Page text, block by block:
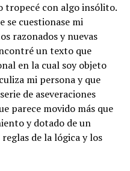
tropecé con algo insólito.
se cuestionase mi
razonados y nuevas
un texto que
en la cual soy objeto
mi persona y que
de aseveraciones
parece movido más que
y dotado de un
de la lógica y los